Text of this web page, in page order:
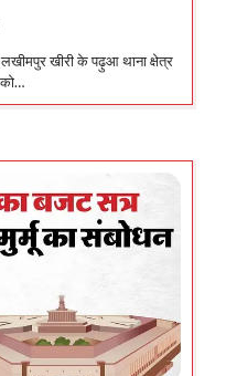
खीरी के पढ़ुआ थाना क्षेत्र
को…